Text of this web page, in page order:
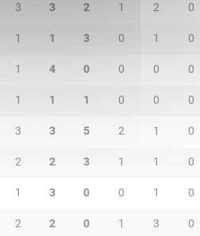
3 3 2 1 2 0
1 1 3 0 1 0
1 4 0 0 0 0
1 1 1 0 0 0
3 3 5 2 1 0
2 2 3 1 1 0
1 3 0 0 1 0
2 2 0 1 3 0